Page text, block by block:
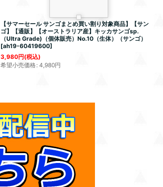
【サマーセール サンゴまとめ買い割り対象商品】【サン
ゴ】【通販】【オーストラリア産】キッカサンゴsp.
（Ultra Grade)（個体販売）No.10（生体）（サンゴ）
[ah19-60419600]
3,980円(税込)
希望小売価格: 4,980円